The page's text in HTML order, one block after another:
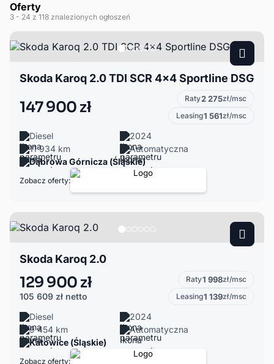
Oferty
3 - 24 z 118 znalezionych ogłoszeń
Skoda Karoq 2.0 TDI SCR 4x4 Sportline DSG
147 900 zł Raty2 275zł/msc
Leasing1 561zł/msc
Diesel
2024
11 934 km
Automatyczna
Dąbrowa Górnicza (Śląskie)
Zobacz oferty:
Skoda Karoq 2.0
129 900 zł
105 609 zł netto
Raty1 998zł/msc
Leasing1 139zł/msc
Diesel
2024
9 454 km
Automatyczna
Katowice (Śląskie)
Zobacz oferty: